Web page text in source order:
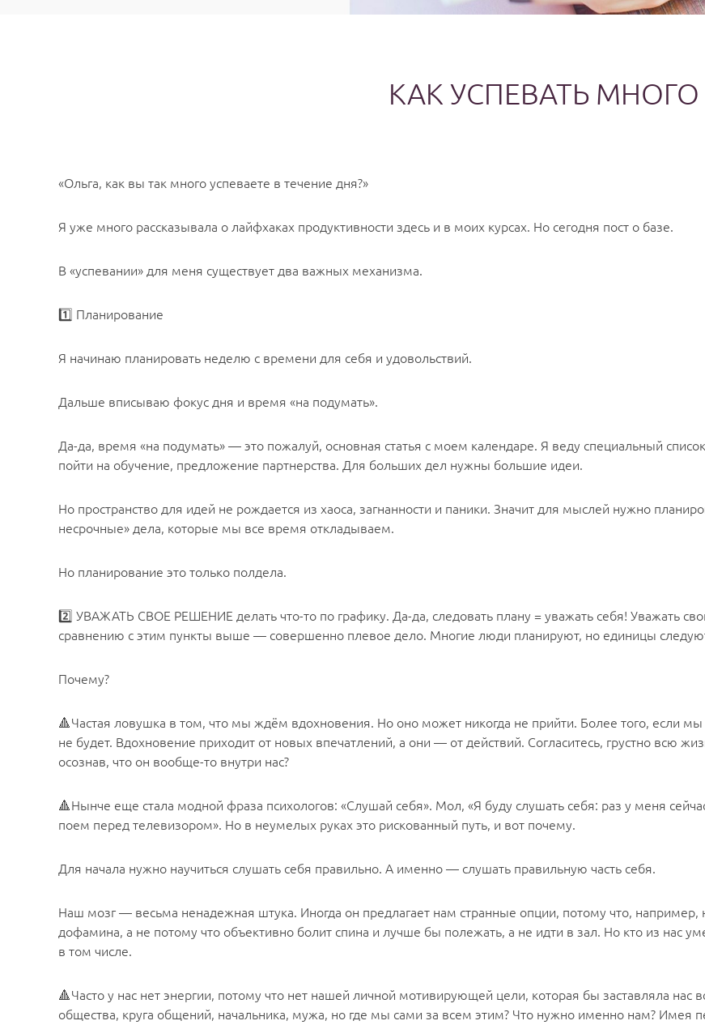
КАК УСПЕВАТЬ МНОГО
«Ольга, как вы так много успеваете в течение дня?»
Я уже много рассказывала о лайфхаках продуктивности здесь и в моих курсах. Но сегодня пост о базе.
В «успевании» для меня существует два важных механизма.
1️⃣ Планирование
Я начинаю планировать неделю с времени для себя и удовольствий.
Дальше вписываю фокус дня и время «на подумать».
Да-да, время «на подумать» — это пожалуй, основная статья с моем календаре. Я веду специальный
пойти на обучение, предложение партнерства. Для больших дел нужны большие идеи.
Но пространство для идей не рождается из хаоса, загнанности и паники. Значит для мыслей нужно
несрочные» дела, которые мы все время откладываем.
Но планирование это только полдела.
2️⃣ УВАЖАТЬ СВОЕ РЕШЕНИЕ делать что-то по графику. Да-да, следовать плану = уважать себя! Уважать
сравнению с этим пункты выше — совершенно плевое дело. Многие люди планируют, но единицы
Почему?
🔺Частая ловушка в том, что мы ждём вдохновения. Но оно может никогда не прийти. Более того, если мы
не будет. Вдохновение приходит от новых впечатлений, а они — от действий. Согласитесь, грустно всю
осознав, что он вообще-то внутри нас?
🔺Нынче еще стала модной фраза психологов: «Слушай себя». Мол, «Я буду слушать себя: раз у меня
поем перед телевизором». Но в неумелых руках это рискованный путь, и вот почему.
Для начала нужно научиться слушать себя правильно. А именно — слушать правильную часть себя.
Наш мозг — весьма ненадежная штука. Иногда он предлагает нам странные опции, потому что, например,
дофамина, а не потому что объективно болит спина и лучше бы полежать, а не идти в зал. Но кто из нас
в том числе.
🔺Часто у нас нет энергии, потому что нет нашей личной мотивирующей цели, которая бы заставляла
общества, круга общений, начальника, мужа, но где мы сами за всем этим? Что нужно именно нам? Имея